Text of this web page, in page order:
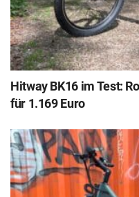
Hitway BK16 im Test:
für 1.169 Euro